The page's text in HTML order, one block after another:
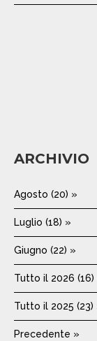
ARCHIVIO
Agosto (20) »
Luglio (18) »
Giugno (22) »
Tutto il 2026 (16)
Tutto il 2025 (23)
Precedente »